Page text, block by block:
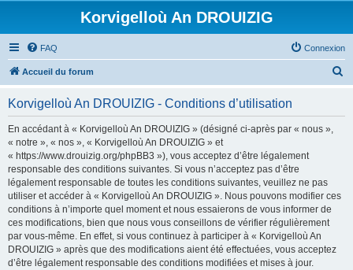
Korvigelloù An DROUIZIG
FAQ Connexion
Accueil du forum
Korvigelloù An DROUIZIG - Conditions d’utilisation
En accédant à « Korvigelloù An DROUIZIG » (désigné ci-après par « nous »,
« notre », « nos », « Korvigelloù An DROUIZIG » et
« https://www.drouizig.org/phpBB3 »), vous acceptez d’être légalement
responsable des conditions suivantes. Si vous n’acceptez pas d’être
légalement responsable de toutes les conditions suivantes, veuillez ne pas
utiliser et accéder à « Korvigelloù An DROUIZIG ». Nous pouvons modifier ces
conditions à n’importe quel moment et nous essaierons de vous informer de
ces modifications, bien que nous vous conseillons de vérifier régulièrement
par vous-même. En effet, si vous continuez à participer à « Korvigelloù An
DROUIZIG » après que des modifications aient été effectuées, vous acceptez
d’être légalement responsable des conditions modifiées et mises à jour.